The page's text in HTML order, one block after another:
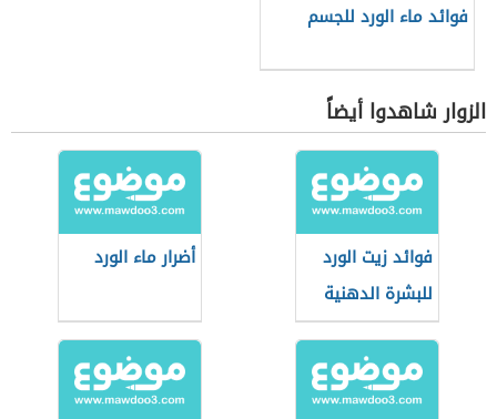
فوائد ماء الورد للجسم
الزوار شاهدوا أيضاً
فوائد زيت الورد
للبشرة الدهنية
أضرار ماء الورد